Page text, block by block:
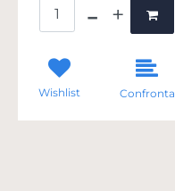
Wishlist Confronta